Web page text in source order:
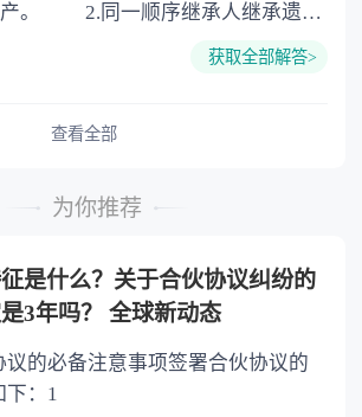
继承遗产
承人共同生活的继承人，分配遗产
不尽扶养义务的，分配遗产时，应当
获取全部解答>
查看全部
为你推荐
是什么？关于合伙协议纠纷的
3年吗？ 全球新动态
的必备注意事项签署合伙协议的
：1